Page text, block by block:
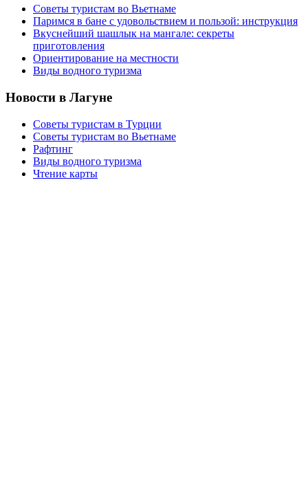
Советы туристам во Вьетнаме
Паримся в бане с удовольствием и пользой: инструкция
Вкуснейший шашлык на мангале: секреты
приготовления
Ориентирование на местности
Виды водного туризма
Новости в Лагуне
Советы туристам в Турции
Советы туристам во Вьетнаме
Рафтинг
Виды водного туризма
Чтение карты